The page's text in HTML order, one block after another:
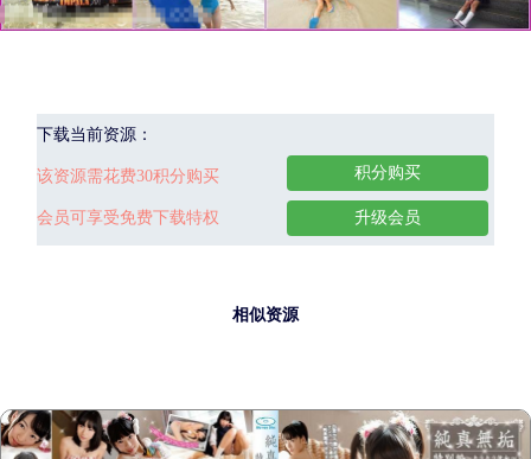
下载当前资源：
该资源需花费30积分购买
会员可享受免费下载特权
积分购买
升级会员
相似资源